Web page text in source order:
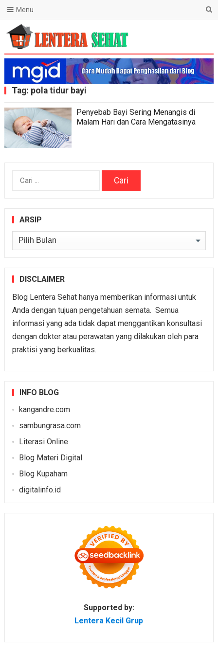
Lentera Sehat
Menu
Tag: pola tidur bayi
Penyebab Bayi Sering Menangis di
Malam Hari dan Cara Mengatasinya
Cari
ARSIP
Arsip
DISCLAIMER
Blog Lentera Sehat hanya memberikan informasi untuk
Anda dengan tujuan pengetahuan semata. Semua
informasi yang ada tidak dapat menggantikan konsultasi
dengan dokter atau perawatan yang dilakukan oleh para
praktisi yang berkualitas.
INFO BLOG
kangandre.com
sambungrasa.com
Literasi Online
Blog Materi Digital
Blog Kupaham
digitalinfo.id
Supported by:
Lentera Kecil Grup